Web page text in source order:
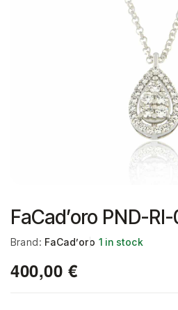
FaCad’oro ΡΝD-
Brand: FaCad’oro 1 in stock
400,00 €